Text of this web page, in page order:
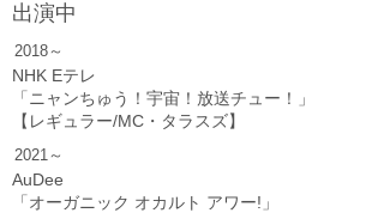
出演中
2018～
NHK Eテレ
「ニャンちゅう！宇宙！放送チュー！」
【レギュラー/MC・タラスズ】
​​2021～
AuDee
「オーガニック オカルト アワー!」